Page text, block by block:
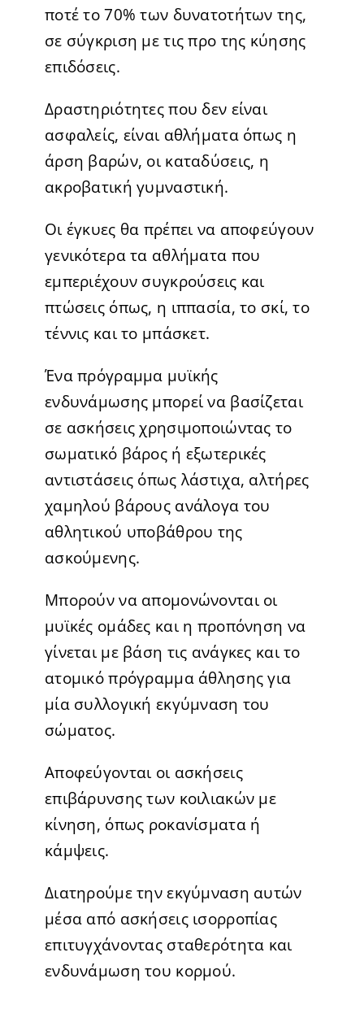
ποτέ το 70% των δυνατοτήτων της,
σε σύγκριση με τις προ της κύησης
επιδόσεις.
Δραστηριότητες που δεν είναι
ασφαλείς, είναι αθλήματα όπως η
άρση βαρών, οι καταδύσεις, η
ακροβατική γυμναστική.
Οι έγκυες θα πρέπει να αποφεύγουν
γενικότερα τα αθλήματα που
εμπεριέχουν συγκρούσεις και
πτώσεις όπως, η ιππασία, το σκί, το
τέννις και το μπάσκετ.
Ένα πρόγραμμα μυϊκής
ενδυνάμωσης μπορεί να βασίζεται
σε ασκήσεις χρησιμοποιώντας το
σωματικό βάρος ή εξωτερικές
αντιστάσεις όπως λάστιχα, αλτήρες
χαμηλού βάρους ανάλογα του
αθλητικού υποβάθρου της
ασκούμενης.
Μπορούν να απομονώνονται οι
μυϊκές ομάδες και η προπόνηση να
γίνεται με βάση τις ανάγκες και το
ατομικό πρόγραμμα άθλησης για
μία συλλογική εκγύμναση του
σώματος.
Αποφεύγονται οι ασκήσεις
επιβάρυνσης των κοιλιακών με
κίνηση, όπως ροκανίσματα ή
κάμψεις.
Διατηρούμε την εκγύμναση αυτών
μέσα από ασκήσεις ισορροπίας
επιτυγχάνοντας σταθερότητα και
ενδυνάμωση του κορμού.